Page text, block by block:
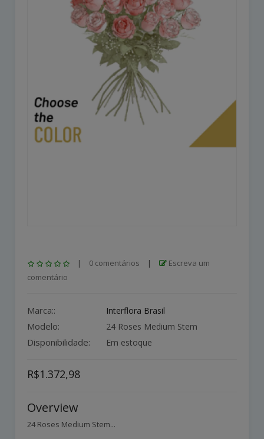
| 0 comentários |
Escreva um
comentário
Marca:: Interflora Brasil
Modelo: 24 Roses Medium Stem
Disponibilidade: Em estoque
R$1.372,98
Overview
24 Roses Medium Stem...